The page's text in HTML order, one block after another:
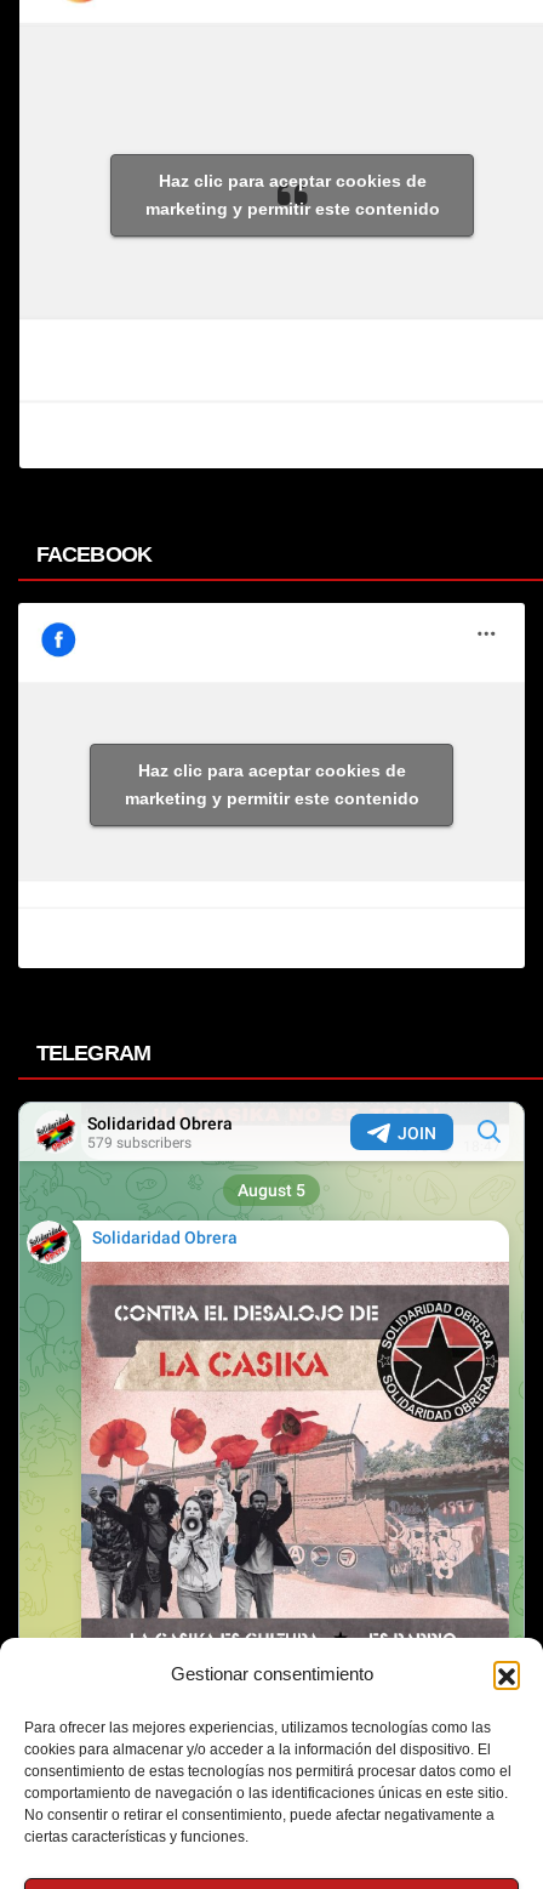
Gestionar consentimiento
Para ofrecer las mejores experiencias, utilizamos tecnologías como las
cookies para almacenar y/o acceder a la información del dispositivo. El
consentimiento de estas tecnologías nos permitirá procesar datos como el
comportamiento de navegación o las identificaciones únicas en este sitio.
No consentir o retirar el consentimiento, puede afectar negativamente a
ciertas características y funciones.
Haz clic para aceptar cookies de
marketing y permitir este contenido
FACEBOOK
Haz clic para aceptar cookies de
marketing y permitir este contenido
TELEGRAM